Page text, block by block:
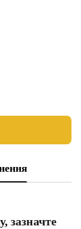
зазначте